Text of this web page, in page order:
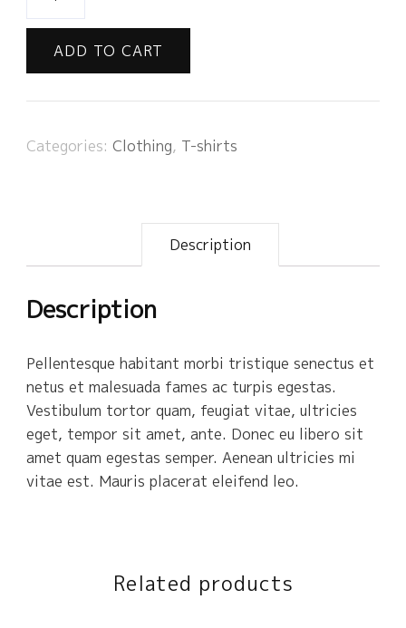
r
m
t
q
u
a
n
t
i
ADD TO CART
Categories: Clothing, T-shirts
Description
Description
Pellentesque habitant morbi tristique senectus et
netus et malesuada fames ac turpis egestas.
Vestibulum tortor quam, feugiat vitae, ultricies
eget, tempor sit amet, ante. Donec eu libero sit
amet quam egestas semper. Aenean ultricies mi
vitae est. Mauris placerat eleifend leo.
Related products